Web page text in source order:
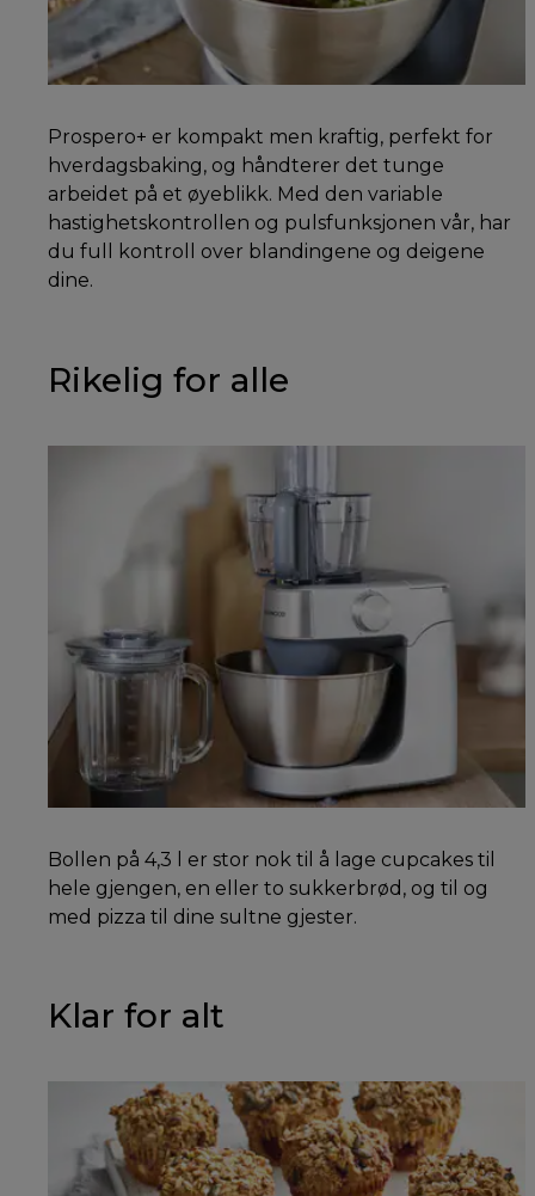
Prospero+ er kompakt men kraftig, perfekt for
hverdagsbaking, og håndterer det tunge
arbeidet på et øyeblikk. Med den variable
hastighetskontrollen og pulsfunksjonen vår, har
du full kontroll over blandingene og deigene
dine.
Rikelig for alle
Bollen på 4,3 l er stor nok til å lage cupcakes til
hele gjengen, en eller to sukkerbrød, og til og
med pizza til dine sultne gjester.
Klar for alt